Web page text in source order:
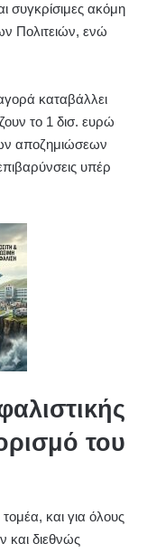
συγκρίσιμες ακόμη
Πολιτειών, ενώ
καταβάλλει
το 1 δισ. ευρώ
αποζημιώσεων
υπέρ
του
τομέα, και για όλους
και διεθνώς